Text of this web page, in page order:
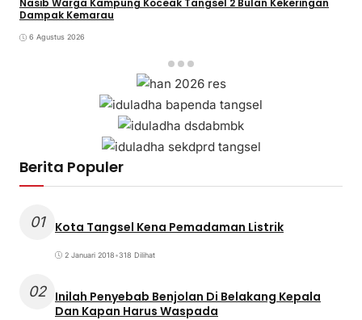
Nasib Warga Kampung Koceak Tangsel 2 Bulan Kekeringan
Dampak Kemarau
6 Agustus 2026
Berita Populer
01 Kota Tangsel Kena Pemadaman Listrik
2 Januari 2018•318 Dilihat
02 Inilah Penyebab Benjolan Di Belakang Kepala
Dan Kapan Harus Waspada